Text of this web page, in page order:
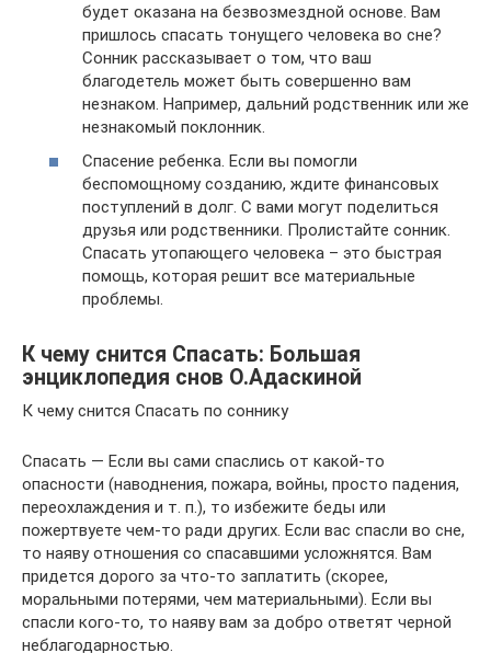
будет оказана на безвозмездной основе. Вам
пришлось спасать тонущего человека во сне?
Сонник рассказывает о том, что ваш
благодетель может быть совершенно вам
незнаком. Например, дальний родственник или же
незнакомый поклонник.
Спасение ребенка. Если вы помогли
беспомощному созданию, ждите финансовых
поступлений в долг. С вами могут поделиться
друзья или родственники. Пролистайте сонник.
Спасать утопающего человека – это быстрая
помощь, которая решит все материальные
проблемы.
К чему снится Спасать: Большая
энциклопедия снов О.Адаскиной
К чему снится Спасать по соннику
Спасать — Если вы сами спаслись от какой-то
опасности (наводнения, пожара, войны, просто падения,
переохлаждения и т. п.), то избежите беды или
пожертвуете чем-то ради других. Если вас спасли во сне,
то наяву отношения со спасавшими усложнятся. Вам
придется дорого за что-то заплатить (скорее,
моральными потерями, чем материальными). Если вы
спасли кого-то, то наяву вам за добро ответят черной
неблагодарностью.